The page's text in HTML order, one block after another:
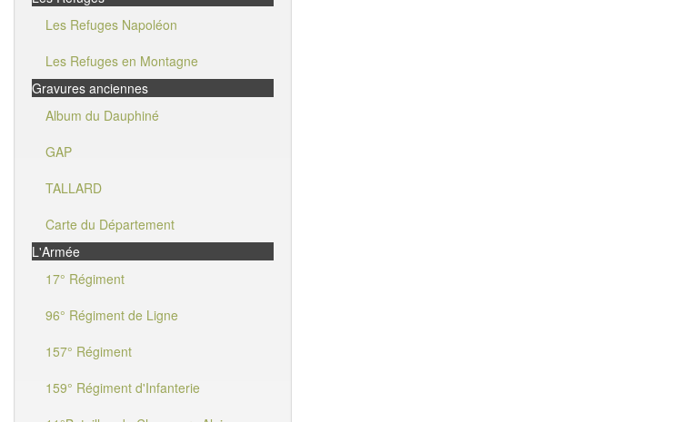
Les Refuges Napoléon
Les Refuges en Montagne
Gravures anciennes
Album du Dauphiné
GAP
TALLARD
Carte du Département
L'Armée
17° Régiment
96° Régiment de Ligne
157° Régiment
159° Régiment d'Infanterie